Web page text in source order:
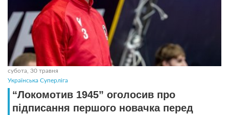
субота, 30 травня
Українська Суперліга
“Локомотив 1945” оголосив про
підписання першого новачка перед